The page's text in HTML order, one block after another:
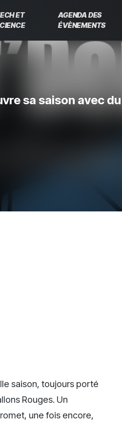
ET
AGENDA DES
ÉVÈNEMENTS
sa saison avec
saison, toujours porté
Rouges. Un
une fois encore,